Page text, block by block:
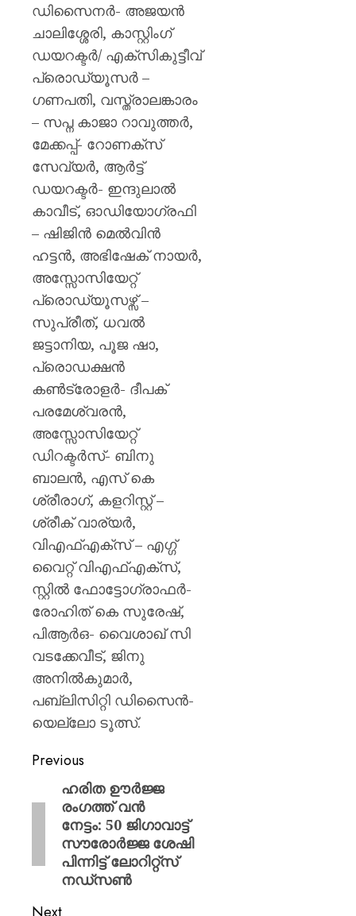
ഡിസൈനർ- അജയൻ
ചാലിശ്ശേരി, കാസ്റ്റിംഗ്
ഡയറക്ടർ/ എക്സികുട്ടീവ്
പ്രൊഡ്യൂസർ –
ഗണപതി, വസ്ത്രാലങ്കാരം
– സപ്ന കാജാ റാവുത്തർ,
മേക്കപ്പ്- റോണക്സ്
സേവ്യർ, ആർട്ട്
ഡയറക്ടർ- ഇന്ദുലാൽ
കാവീട്, ഓഡിയോഗ്രഫി
– ഷിജിൻ മെൽവിൻ
ഹട്ടൻ, അഭിഷേക് നായർ,
അസ്സോസിയേറ്റ്
പ്രൊഡ്യൂസഴ്സ് –
സുപ്രീത്, ധവൽ
ജട്ടാനിയ, പൂജ ഷാ,
പ്രൊഡക്ഷൻ
കൺട്രോളർ- ദീപക്
പരമേശ്വരൻ,
അസ്സോസിയേറ്റ്
ഡിറക്ടർസ്- ബിനു
ബാലൻ, എസ് കെ
ശ്രീരാഗ്, കളറിസ്റ്റ് –
ശ്രീക് വാര്യർ,
വിഎഫ്എക്സ് – എഗ്ഗ്
വൈറ്റ് വിഎഫ്എക്സ്,
സ്റ്റിൽ ഫോട്ടോഗ്രാഫർ-
രോഹിത് കെ സുരേഷ്,
പിആർഒ- വൈശാഖ് സി
വടക്കേവീട്, ജിനു
അനിൽകുമാർ,
പബ്ലിസിറ്റി ഡിസൈൻ-
യെല്ലോ ടൂത്സ്.
Previous
ഹരിത ഊർജ്ജ
രംഗത്ത് വൻ
നേട്ടം: 50 ജിഗാവാട്ട്
സൗരോർജ്ജ ശേഷി
പിന്നിട്ട് ലോറിറ്റ്സ്
നഡ്സൺ